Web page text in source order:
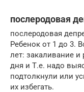
послеродовая
послеродовая
Ребенок от 1 до 3.
лет: закаливание и
дня и Т.е. надо
подтолкнули или
их избегать.